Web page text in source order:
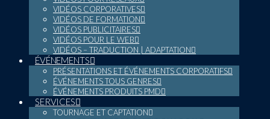
VIDÉOS CORPORATIVES
VIDÉOS DE FORMATION
VIDÉOS PUBLICITAIRES
VIDÉOS POUR LE WEB
VIDÉOS – TRADUCTION | ADAPTATION
ÉVÉNEMENTS
PRÉSENTATIONS ET ÉVÉNEMENTS CORPORATIFS
ÉVÉNEMENTS TOUS GENRES
ÉVÉNEMENTS PRODUITS PMD
SERVICES
TOURNAGE ET CAPTATION